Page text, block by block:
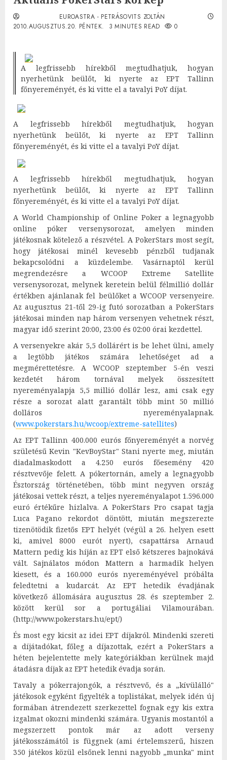
EUROASTRA - PETRÁSOVITS ZOLTÁN
2010.AUGUSZTUS.20. PÉNTEK.
3 MINUTES READ 0
A legfrissebb hírekből megtudhatjuk, hogyan
nyerhetünk beülőt, ki nyerte az EPT Tallinn
főnyereményét, és ki vitte el a tavalyi PoY díjat.
A legfrissebb hírekből megtudhatjuk, hogyan
nyerhetünk beülőt, ki nyerte az EPT Tallinn
főnyereményét, és ki vitte el a tavalyi PoY díjat.
A legfrissebb hírekből megtudhatjuk, hogyan
nyerhetünk beülőt, ki nyerte az EPT Tallinn
főnyereményét, és ki vitte el a tavalyi PoY díjat.
A World Championship of Online Poker a legnagyobb
online póker versenysorozat, amelyen minden
játékosnak kötelező a részvétel. A PokerStars most segít,
hogy játékosai minél kevesebb pénzből tudjanak
bekapcsolódni a küzdelembe. Vasárnaptól kerül
megrendezésre a WCOOP Extreme Satellite
versenysorozat, melynek keretein belül félmillió dollár
értékben ajánlanak fel beülőket a WCOOP versenyeire.
Az augusztus 21-től 29-ig futó sorozatban a PokerStars
játékosai minden nap három versenyen vehetnek részt,
magyar idő szerint 20:00, 23:00 és 02:00 órai kezdettel.
A versenyekre akár 5,5 dollárért is be lehet ülni, amely
a legtöbb játékos számára lehetőséget ad a
megmérettetésre. A WCOOP szeptember 5-én veszi
kezdetét három tornával melyek összesített
nyereményalapja 5,5 millió dollár lesz, ami csak egy
része a sorozat alatt garantált több mint 50 millió
dolláros nyereményalapnak.
(www.pokerstars.hu/wcoop/extreme-satellites)
Az EPT Tallinn 400.000 eurós főnyereményét a norvég
születésű Kevin "KevBoyStar" Stani nyerte meg, miután
diadalmaskodott a 4.250 eurós főesemény 420
résztvevője felett. A pókertornán, amely a legnagyobb
Észtország történetében, több mint negyven ország
játékosai vettek részt, a teljes nyereményalapot 1.596.000
euró értékűre hizlalva. A PokerStars Pro csapat tagja
Luca Pagano rekordot döntött, miután megszerezte
tizenötödik fizetős EPT helyét (végül a 26. helyen esett
ki, amivel 8000 eurót nyert), csapattársa Arnaud
Mattern pedig kis híján az EPT első kétszeres bajnokává
vált. Sajnálatos módon Mattern a harmadik helyen
kiesett, és a 160.000 eurós nyereményével próbálta
feledtetni a kudarcát. Az EPT hetedik évadjának
következő állomására augusztus 28. és szeptember 2.
között kerül sor a portugáliai Vilamourában.
(http://www.pokerstars.hu/ept/)
És most egy kicsit az idei EPT díjakról. Mindenki szereti
a díjátadókat, főleg a díjazottak, ezért a PokerStars a
héten bejelentette mely kategóriákban kerülnek majd
átadásra díjak az EPT hetedik évadja során.
Tavaly a pókerrajongók, a résztvevő, és a „kívülálló"
játékosok egyként figyelték a toplistákat, melyek idén új
formában átrendezett szerkezettel fognak egy kis extra
izgalmat okozni mindenki számára. Ugyanis mostantól a
megszerzett pontok már az adott verseny
játékosszámától is függnek (ami értelemszerű, hiszen
350 játékos közül elsőnek lenni nagyobb „munka" mint